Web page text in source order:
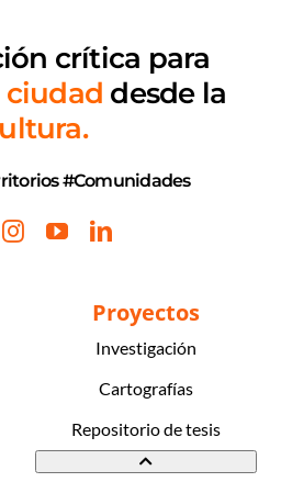
crítica para
ciudad desde la
#Comunidades
Proyectos
Investigación
Cartografías
Repositorio de tesis